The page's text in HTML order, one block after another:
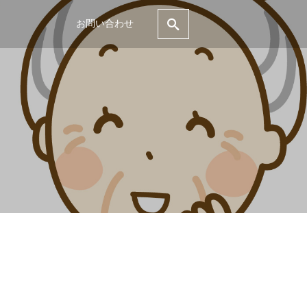
お問い合わせ